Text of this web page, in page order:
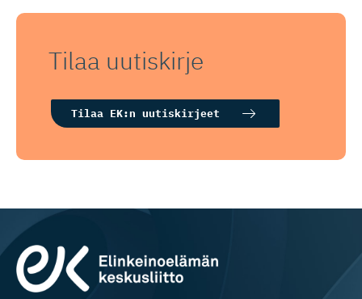
Tilaa uutiskirje
Tilaa EK:n uutiskirjeet